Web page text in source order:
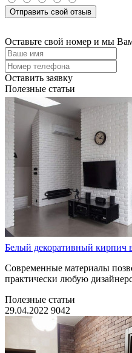
Отправить свой отзыв
Оставьте свой номер и мы
Оставить заявку
Полезные статьи
Белый декоративный кирпич
Современные материалы
практически любую
Полезные статьи
29.04.2022 9042